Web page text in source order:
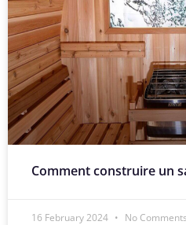
Comment construire un
16 February 2024 No Comments